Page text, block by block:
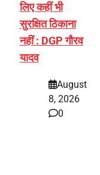
लिए कहीं भी
सुरक्षित ठिकाना
नहीं : DGP गौरव
यादव
August
8, 2026
0